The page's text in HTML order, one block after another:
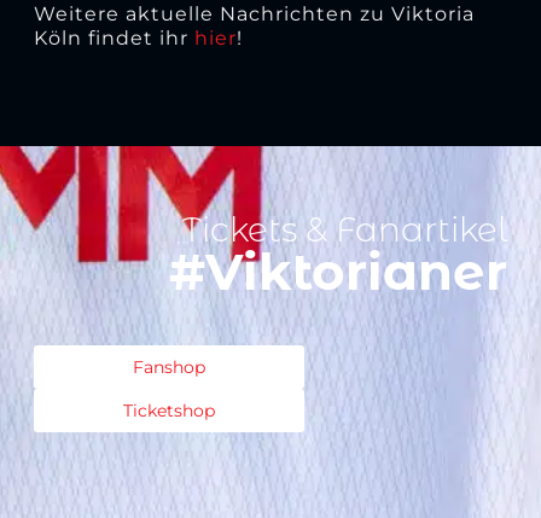
Weitere aktuelle Nachrichten zu Viktoria
Köln findet ihr hier!
Tickets & Fanartikel
#Viktorianer
Fanshop
Ticketshop